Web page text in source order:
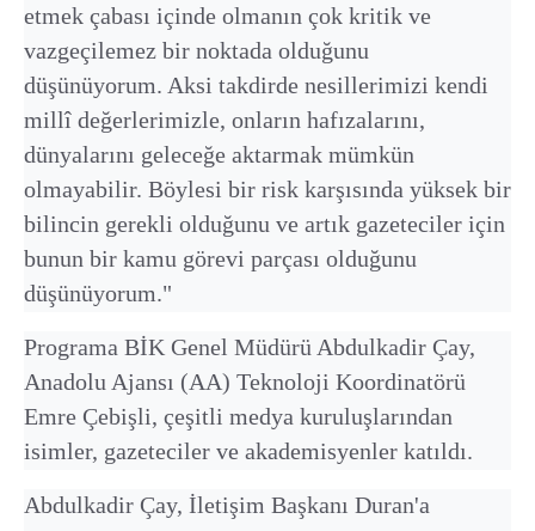
etmek çabası içinde olmanın çok kritik ve
vazgeçilemez bir noktada olduğunu
düşünüyorum. Aksi takdirde nesillerimizi kendi
millî değerlerimizle, onların hafızalarını,
dünyalarını geleceğe aktarmak mümkün
olmayabilir. Böylesi bir risk karşısında yüksek bir
bilincin gerekli olduğunu ve artık gazeteciler için
bunun bir kamu görevi parçası olduğunu
düşünüyorum."
Programa BİK Genel Müdürü Abdulkadir Çay,
Anadolu Ajansı (AA) Teknoloji Koordinatörü
Emre Çebişli, çeşitli medya kuruluşlarından
isimler, gazeteciler ve akademisyenler katıldı.
Abdulkadir Çay, İletişim Başkanı Duran'a